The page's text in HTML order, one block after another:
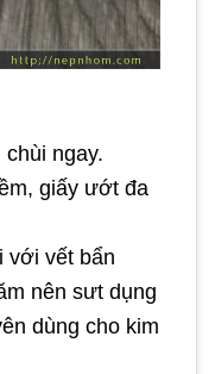
ngay.
giấy ướt đa
với vết bẩn
nên sưt dụng
dùng cho kim